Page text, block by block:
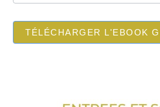
TÉLÉCHARGER L'EBOOK